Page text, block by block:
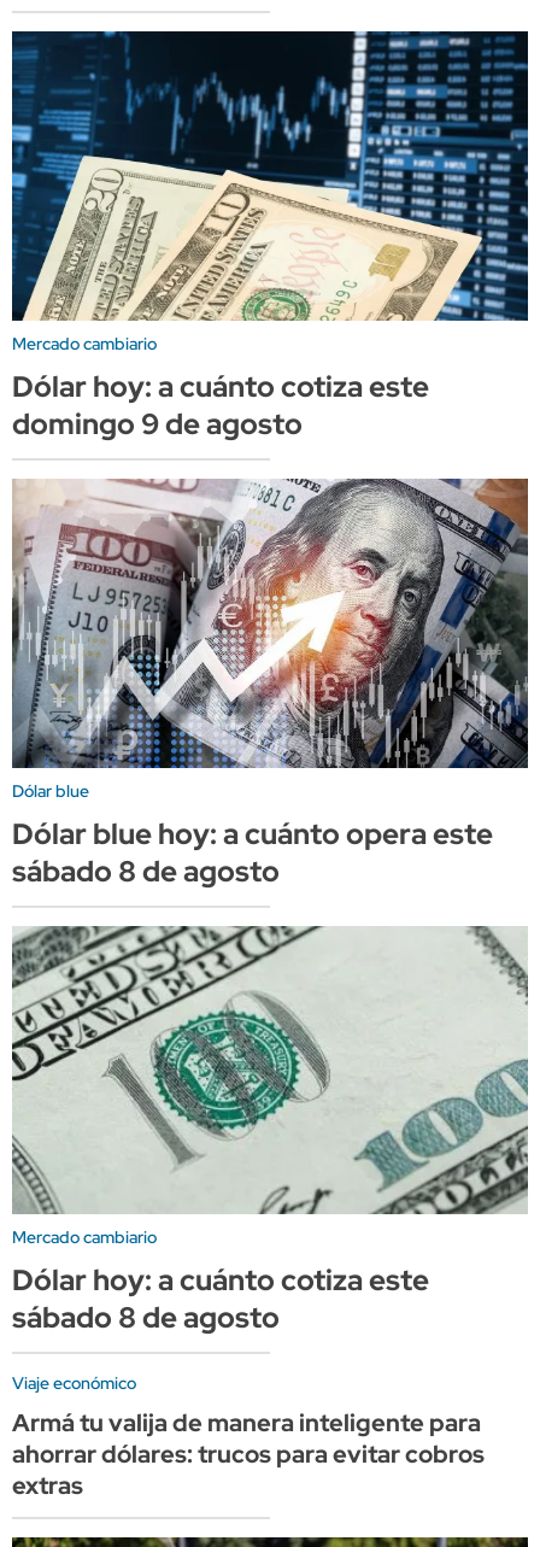
Mercado cambiario
Dólar hoy: a cuánto cotiza este
domingo 9 de agosto
Dólar blue
Dólar blue hoy: a cuánto opera este
sábado 8 de agosto
Mercado cambiario
Dólar hoy: a cuánto cotiza este
sábado 8 de agosto
Viaje económico
Armá tu valija de manera inteligente para
ahorrar dólares: trucos para evitar cobros
extras